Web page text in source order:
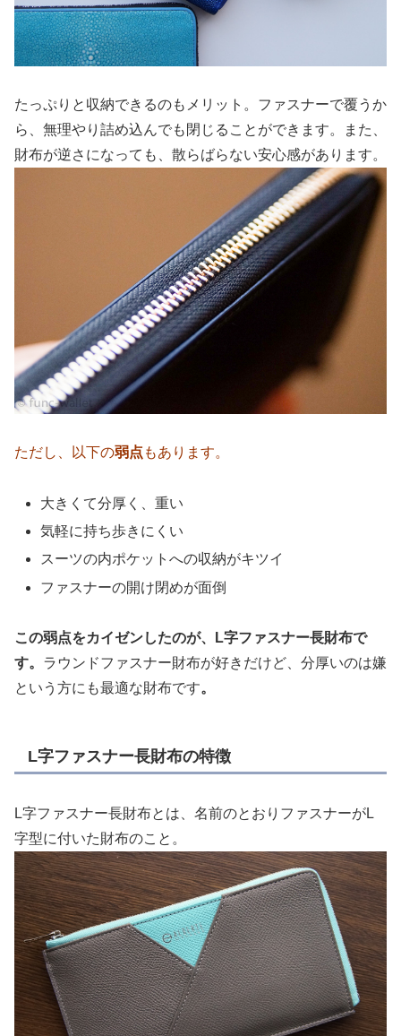
たっぷりと収納できるのもメリット。ファスナーで覆うか
ら、無理やり詰め込んでも閉じることができます。また、
財布が逆さになっても、散らばらない安心感があります。
ただし、以下の弱点 もあります。
大きくて分厚く、重い
気軽に持ち歩きにくい
スーツの内ポケットへの収納がキツイ
ファスナーの開け閉めが面倒
この弱点をカイゼンしたのが、L字ファスナー長財布で
す。 ラウンドファスナー財布が好きだけど、分厚いのは嫌
という方にも最適な財布です。
L字ファスナー長財布の特徴
L字ファスナー長財布とは、名前のとおりファスナーがL
字型に付いた財布のこと。